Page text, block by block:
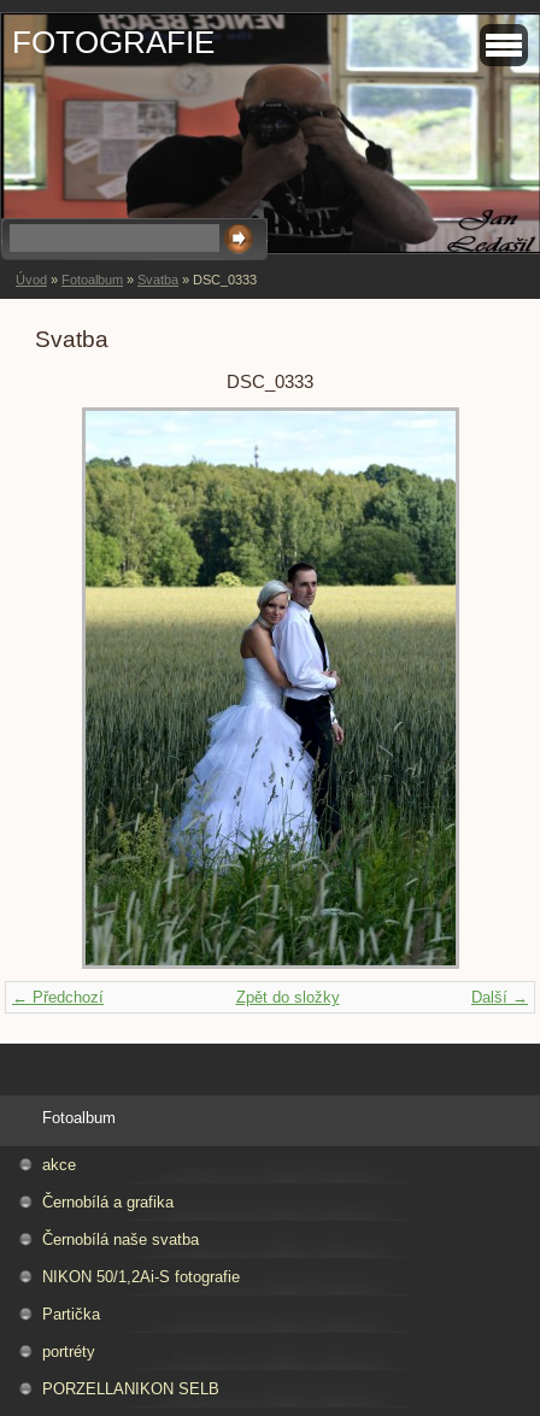
FOTOGRAFIE
Úvod » Fotoalbum » Svatba » DSC_0333
Svatba
DSC_0333
← Předchozí Další →
Zpět do složky
Fotoalbum
akce
Černobílá a grafika
Černobílá naše svatba
NIKON 50/1,2Ai-S fotografie
Partička
portréty
PORZELLANIKON SELB